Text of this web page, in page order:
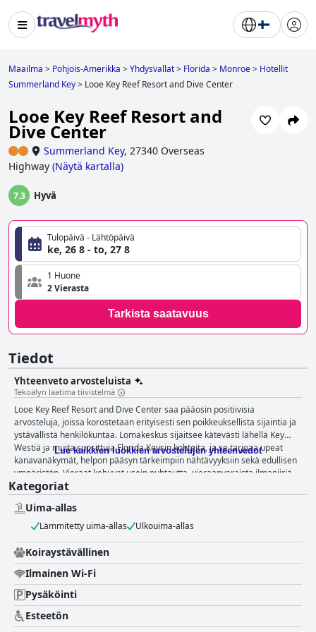
Maailma > Pohjois-Amerikka >Yhdysvallat> Florida > Monroe> Hotellit
Summerland Key> Looe Key Reef Resort and Dive Center
Looe Key Reef Resort and
Dive Center
Summerland Key, 27340 Overseas
Highway (Näytä kartalla)
7.3 Hyvä
Tulopäivä - Lähtöpäivä
ke, 26 8 - to, 27 8
1 Huone
2 Vierasta
Tarkista saatavuus
Tiedot
Yhteenveto arvosteluista
Tekoälyn laatima tiivistelmä
Looe Key Reef Resort and Dive Center saa pääosin positiivisia
arvosteluja, joissa korostetaan erityisesti sen poikkeuksellista sijaintia ja
ystävällistä henkilökuntaa. Lomakeskus sijaitsee kätevästi lähellä Key
Westiä ja muita suosittuja Florida Keysin kohteita, ja se tarjoaa upeat
kanavanäkymät, helpon pääsyn tärkeimpiin nähtävyyksiin sekä edullisen
ympäristön. Vieraat kehuvat usein puhtautta, vieraanvaraista ilmapiiriä
sekä Tiki-baaria, joka tarjoaa hyvää ruokaa ja miellyttävän
rentoutumispaikan. Lomakeskuksen huoneita kehutaan usein niiden
tilavuudesta, puhtaudesta ja moderneista päivityksistä. Monet vieraat
nauttivat mukavista sängyistä ja suihkuista sekä mukavuuksista, kuten
epämiellyttävistä hajuista, vaurioituneista huonekaluista ja satunnaisista
hyönteishavainnoista, majoituskokemus on kokonaisuudessaan
positiivinen rauhallisen tunnelman ja lisämukavuuksien, kuten uima-
altaan ja eloisan sisustuksen ansiosta. Looe Key Reef Resort and Dive
Centerin henkilökunta erottuu ystävällisyydellään ja avuliaisuudellaan,
mikä parantaa merkittävästi vieraiden kokemusta. Myös uima-allas saa
paljon kiitosta puhtaudestaan, helppokulkuisuudestaan ja
Lue kaikkien luokkien arvostelujen yhteenvedot
Kategoriat
Uima-allas
Lämmitetty uima-allas Ulkouima-allas
Koiraystävällinen
Ilmainen Wi-Fi
Pysäköinti
Esteetön